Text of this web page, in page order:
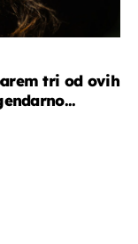
tri od ovih